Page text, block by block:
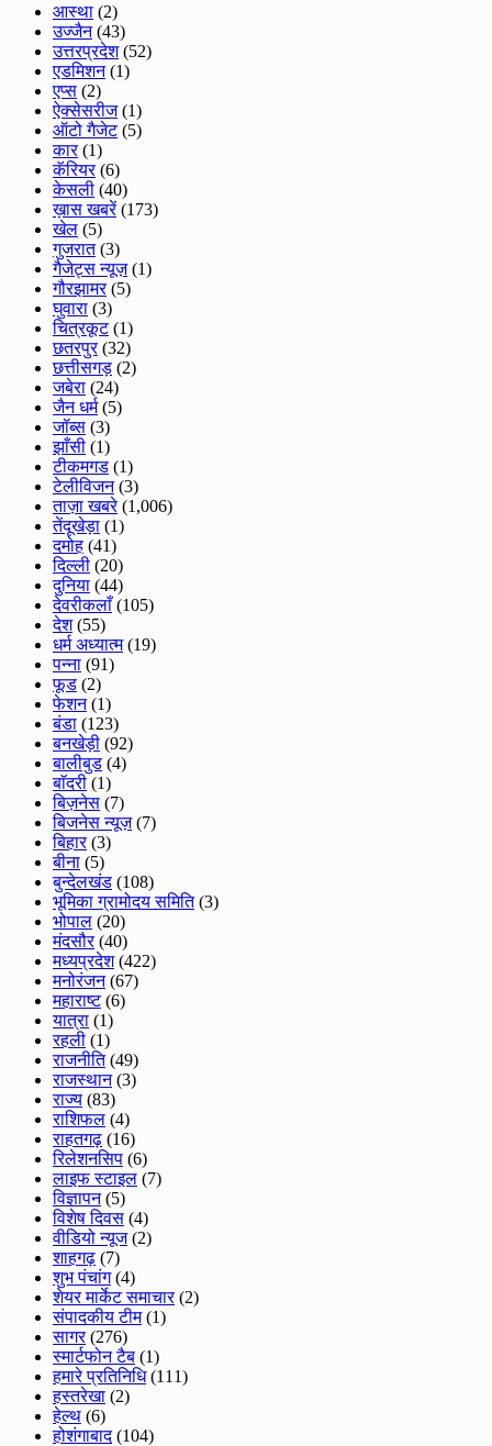
आस्था (2)
उज्जैन(43)
उत्तरप्रदेश(52)
एडमिशन(1)
एप्स (2)
ऐक्सेसरीज(1)
ऑटो गैजेट(5)
कार(1)
कॅरियर(6)
केसली (40)
ख़ास खबरें(173)
खेल (5)
गुजरात(3)
गैजेट्स न्यूज़(1)
गौरझामर(5)
घुवारा (3)
चित्रकूट(1)
छतरपुर(32)
छत्तीसगड़ (2)
जबेरा (24)
जैन धर्म(5)
जॉब्स (3)
झाँसी (1)
टीकमगड (1)
टेलीविजन(3)
ताज़ा खबरे(1,006)
तेंदूखेड़ा (1)
दमोह (41)
दिल्ली (20)
दुनिया (44)
देवरीकलाँ(105)
देश(55)
धर्म अध्यात्म(19)
पन्ना (91)
फूड (2)
फेशन(1)
बंडा (123)
बनखेड़ी (92)
बालीबुड (4)
बाॅदरी (1)
बिज़नेस (7)
बिजनेस न्यूज़(7)
बिहार(3)
बीना (5)
बुन्देलखंड (108)
भूमिका ग्रामोदय समिति(3)
भोपाल (20)
मंदसौर(40)
मध्यप्रदेश(422)
मनोरंजन(67)
महाराष्ट(6)
यात्रा (1)
रहली (1)
राजनीति(49)
राजस्थान(3)
राज्य (83)
राशिफल (4)
राहतगढ़ (16)
रिलेशनसिप (6)
लाइफ स्टाइल (7)
विज्ञापन(5)
विशेष दिवस (4)
वीडियो न्यूज(2)
शाहगढ़ (7)
शुभ पंचांग(4)
शेयर मार्केट समाचार(2)
संपादकीय टीम(1)
सागर(276)
स्मार्टफोन टैब (1)
हमारे प्रतिनिधि(111)
हस्तरेखा (2)
हेल्थ (6)
होशंगाबाद(104)